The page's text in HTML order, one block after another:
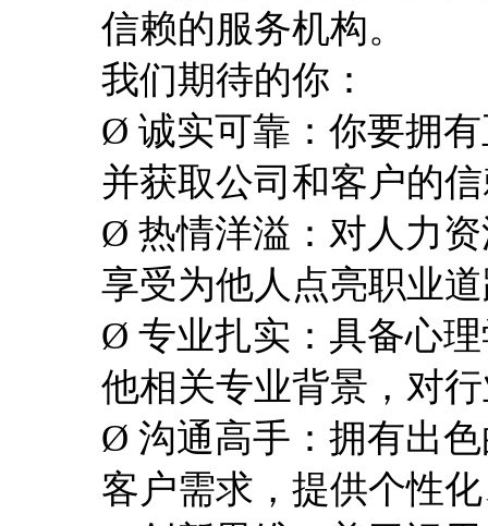
信赖的服务机构。
我们期待的你：
Ø 诚实可靠：你要拥
并获取公司和客户的
Ø 热情洋溢：对人力
享受为他人点亮职业
Ø 专业扎实：具备心
他相关专业背景，对
Ø 沟通高手：拥有出
客户需求，提供个性